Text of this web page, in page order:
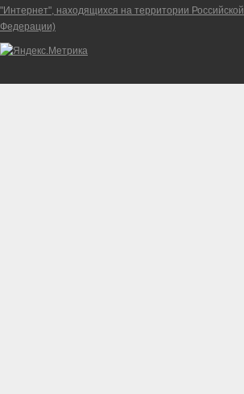
"Интернет", находящихся на территории Российской
Федерации)